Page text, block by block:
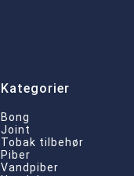
Kategorier
Bong
Joint
Tobak tilbehør
Piber
Vandpiber